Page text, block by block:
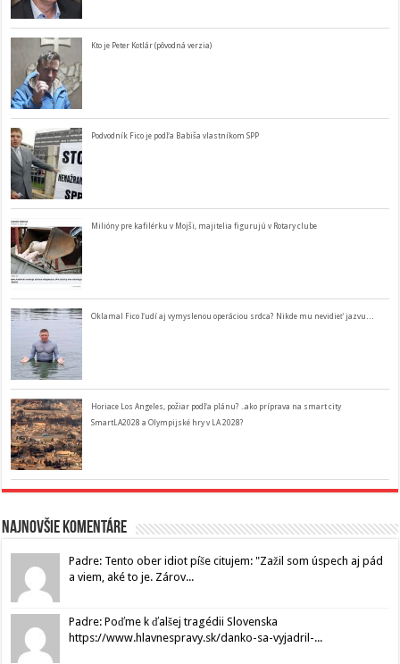
Kto je Peter Kotlár (pôvodná verzia)
Podvodník Fico je podľa Babiša vlastníkom SPP
Milióny pre kafilérku v Mojši, majitelia figurujú v Rotary clube
Oklamal Fico ľudí aj vymyslenou operáciou srdca? Nikde mu nevidieť jazvu…
Horiace Los Angeles, požiar podľa plánu? ..ako príprava na smart city
SmartLA2028 a Olympijské hry v LA 2028?
Najnovšie komentáre
Padre: Tento ober idiot píše citujem: "Zažil som úspech aj pád
a viem, aké to je. Zárov...
Padre: Poďme k ďalšej tragédii Slovenska
https://www.hlavnespravy.sk/danko-sa-vyjadril-...